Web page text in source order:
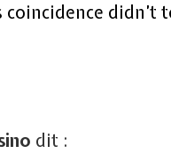
didn’t
dit :